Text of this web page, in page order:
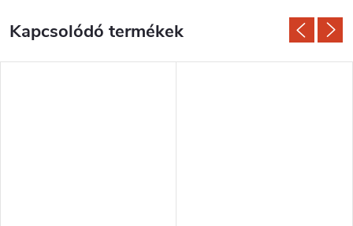
Kapcsolódó termékek